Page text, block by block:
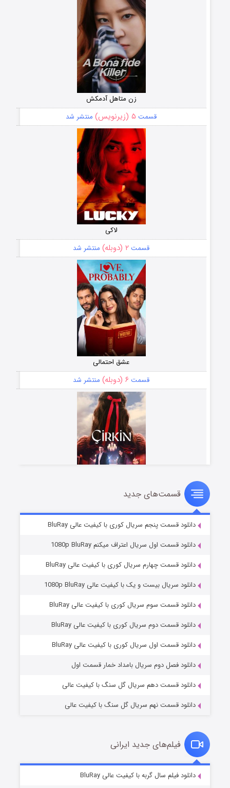
زن متاهل آدمکش
قسمت ۵ (زیرنویس) منتشر شد
لاکی
قسمت ۲ (دوبله) منتشر شد
عشق احتمالی
قسمت ۶ (دوبله) منتشر شد
سریال زشت
قسمت۵ (زیرنویس) منتشر شد
وستی ها
قسمت۱ (زیرنویس) منتشر شد
قسمت۶ (زیرنویس) منتشر شد
قسمت‌های جدید
دانلود قسمت پنجم سریال کوری با کیفیت عالی BluRay
دانلود قسمت اول سریال اعتراف میکنم 1080p BluRay
دانلود قسمت چهارم سریال کوری با کیفیت عالی BluRay
دانلود سریال بیست و یک با کیفیت عالی 1080p BluRay
دانلود قسمت سوم سریال کوری با کیفیت عالی BluRay
دانلود قسمت دوم سریال کوری با کیفیت عالی BluRay
دانلود قسمت اول سریال کوری با کیفیت عالی BluRay
دانلود فصل دوم سریال بامداد خمار قسمت اول
دانلود قسمت دهم سریال گل سنگ با کیفیت عالی
دانلود قسمت نهم سریال گل سنگ با کیفیت عالی
فیلم‌های جدید ایرانی
دانلود فیلم سال گربه با کیفیت عالی BluRay